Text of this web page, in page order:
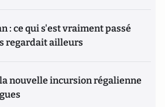
: ce qui s'est vraiment passé
regardait ailleurs
la nouvelle incursion régalienne